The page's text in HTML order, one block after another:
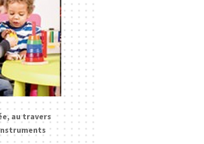
au travers